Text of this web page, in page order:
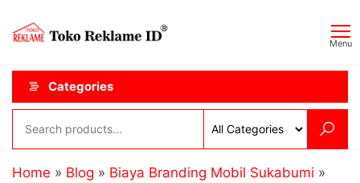
content
ID
Menu
Categories
Home » Blog » Biaya Branding Mobil Sukabumi »